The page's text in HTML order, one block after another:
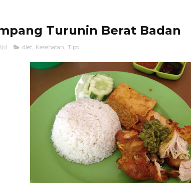
Turunin Berat Badan
diet, Kesehatan, Tips